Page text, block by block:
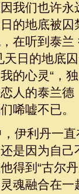
们也许永
地底被囚
在听到泰
天日的地底
的心灵“，
人的泰兰
唏嘘不已。
利丹一直
是因为自
得到“古尔
魂融合在